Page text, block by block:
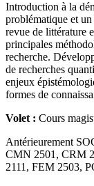
Introduction à la
problématique et
revue de littérature
principales
recherche.
de recherches
enjeux
formes de
Volet : Cours
Antérieurement
CMN 2501, CRM
2111, FEM 2503,